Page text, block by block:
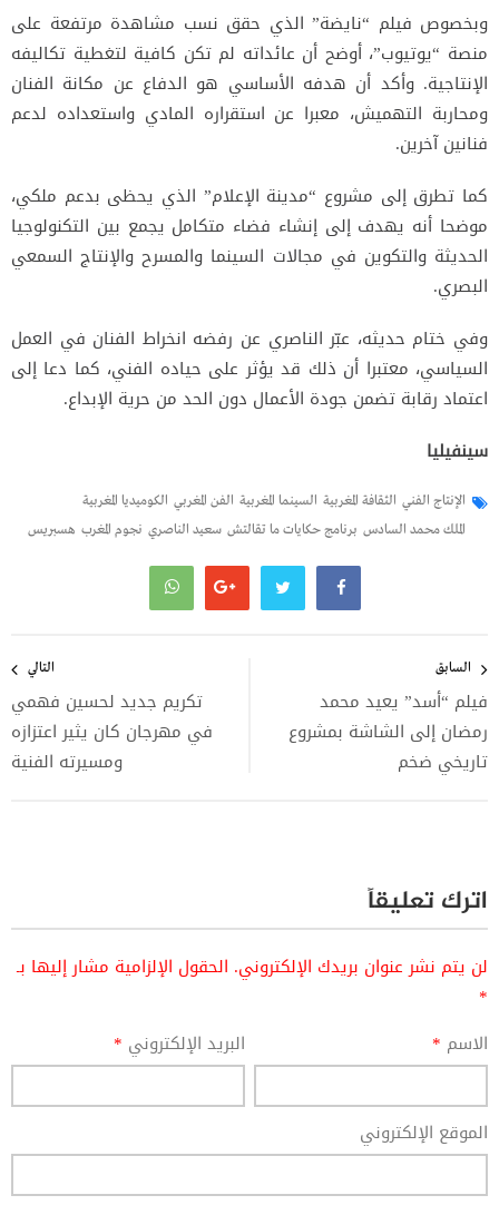
وبخصوص فيلم “نايضة” الذي حقق نسب مشاهدة مرتفعة على
منصة “يوتيوب”، أوضح أن عائداته لم تكن كافية لتغطية تكاليفه
الإنتاجية. وأكد أن هدفه الأساسي هو الدفاع عن مكانة الفنان
ومحاربة التهميش، معبرا عن استقراره المادي واستعداده لدعم
فنانين آخرين.
كما تطرق إلى مشروع “مدينة الإعلام” الذي يحظى بدعم ملكي،
موضحا أنه يهدف إلى إنشاء فضاء متكامل يجمع بين التكنولوجيا
الحديثة والتكوين في مجالات السينما والمسرح والإنتاج السمعي
البصري.
وفي ختام حديثه، عبّر الناصري عن رفضه انخراط الفنان في العمل
السياسي، معتبرا أن ذلك قد يؤثر على حياده الفني، كما دعا إلى
اعتماد رقابة تضمن جودة الأعمال دون الحد من حرية الإبداع.
سينفيليا
الإنتاج الفني الثقافة المغربية السينما المغربية الفن المغربي الكوميديا المغربية
الملك محمد السادس برنامج حكايات ما تقالتش سعيد الناصري نجوم المغرب هسبريس
المقالات
السابق
فيلم “أسد” يعيد محمد
رمضان إلى الشاشة بمشروع
تاريخي ضخم
التالي
تكريم جديد لحسين فهمي
في مهرجان كان يثير اعتزازه
ومسيرته الفنية
اترك تعليقاً
لن يتم نشر عنوان بريدك الإلكتروني. الحقول الإلزامية مشار إليها بـ
*
الاسم * البريد الإلكتروني *
الموقع الإلكتروني